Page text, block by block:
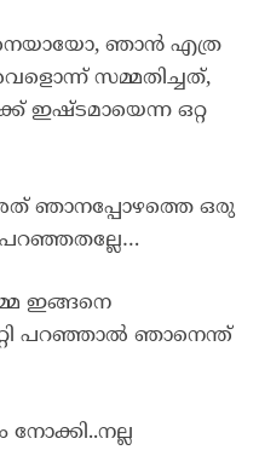
ഞാൻ എത്ര
സമ്മതിച്ചത്,
ഇഷ്ടമായെന്ന ഒറ്റ
ഞാനപ്പോഴത്തെ ഒരു
ഇങ്ങനെ
പറഞ്ഞാൽ ഞാനെന്ത്